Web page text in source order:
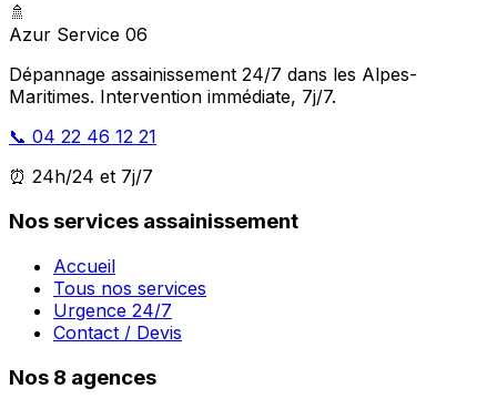
🚿
Azur Service 06
Dépannage assainissement 24/7 dans les Alpes-
Maritimes. Intervention immédiate, 7j/7.
📞 04 22 46 12 21
⏰ 24h/24 et 7j/7
Nos services assainissement
Accueil
Tous nos services
Urgence 24/7
Contact / Devis
Nos 8 agences